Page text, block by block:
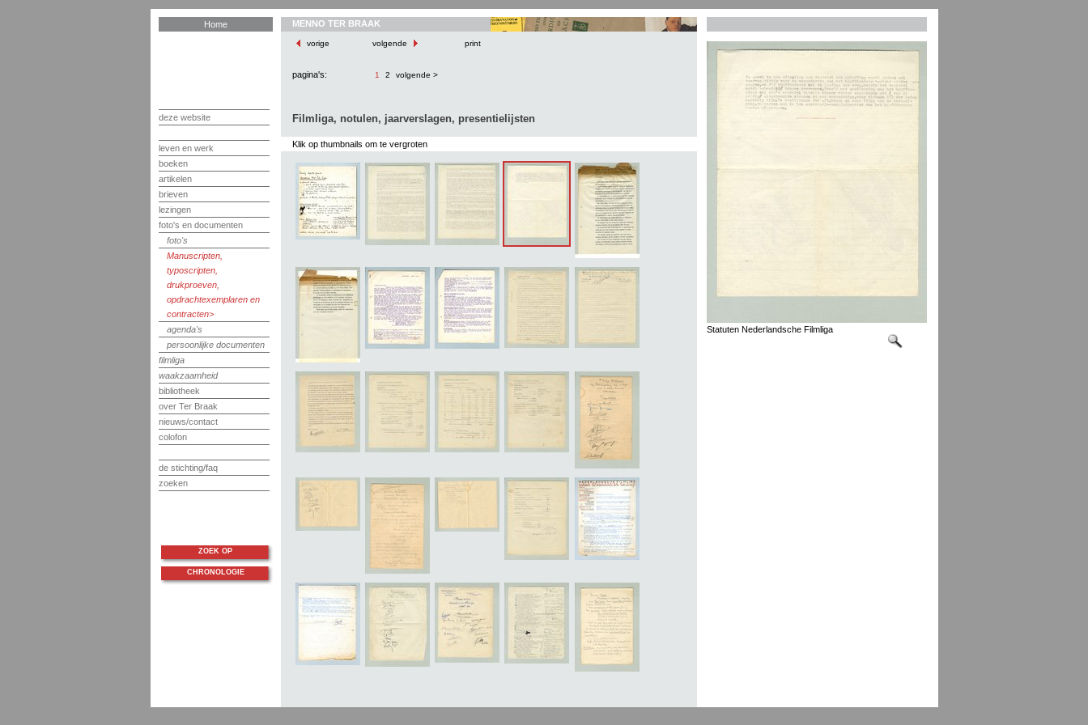
Home
deze website
leven en werk
boeken
artikelen
brieven
lezingen
foto's en documenten
foto's
Manuscripten,
typoscripten,
drukproeven,
opdrachtexemplaren en
contracten
agenda's
persoonlijke documenten
filmliga
waakzaamheid
bibliotheek
over Ter Braak
nieuws/contact
colofon
de stichting/faq
zoeken
MENNO TER BRAAK
vorige volgende print
pagina's: 1 2 volgende >
Filmliga, notulen, jaarverslagen, presentielijsten
Klik op thumbnails om te vergroten
Statuten Nederlandsche Filmliga
ZOEK OP
CHRONOLOGIE